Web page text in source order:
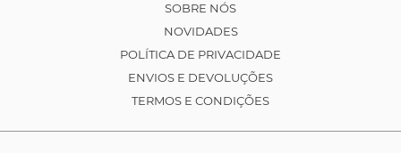
SOBRE NÓS
NOVIDADES
POLÍTICA DE PRIVACIDADE
ENVIOS E DEVOLUÇÕES
TERMOS E CONDIÇÕES